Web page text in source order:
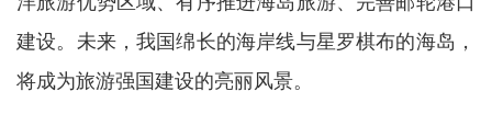
建设。未来，我国绵长的海岸线与星罗棋布的海岛，
将成为旅游强国建设的亮丽风景。